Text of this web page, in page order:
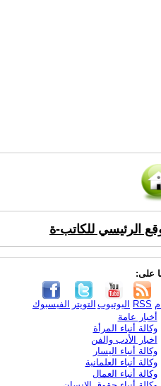
الرئيسي للكاتب-ة
على:
الفيسبوك التويتر اليوتيوب RSS
أخبار عامة
وكالة أنباء المرأة
اخبار الأدب والفن
وكالة أنباء اليسار
وكالة أنباء العلمانية
وكالة أنباء العمال